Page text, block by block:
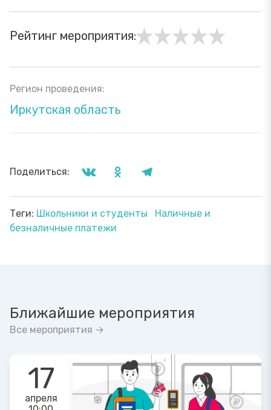
Рейтинг мероприятия:
Регион проведения:
Иркутская область
Поделиться:
Теги: Школьники и студенты
Наличные и
безналичные платежи
Ближайшие мероприятия
Все мероприятия →
17
апреля